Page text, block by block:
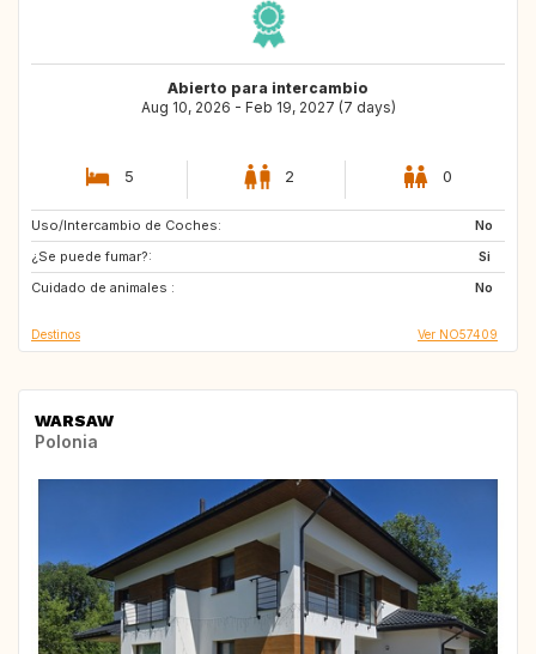
Abierto para intercambio
Aug 10, 2026 - Feb 19, 2027 (7 days)
5 2 0
Uso/Intercambio de Coches:
No
¿Se puede fumar?:
Si
Cuidado de animales :
No
FR
Destinos Ver NO57409
WARSAW
Polonia